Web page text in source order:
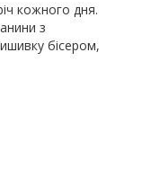
кожного дня.
з
бісером,